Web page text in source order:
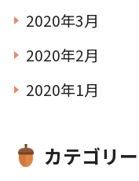
2020年3月
2020年2月
2020年1月
カテゴリー